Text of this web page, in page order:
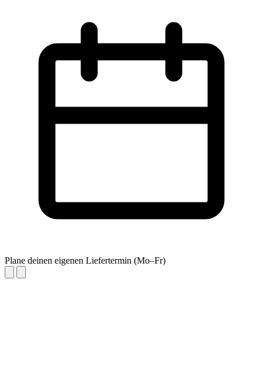
Plane deinen eigenen Liefertermin (Mo–Fr)